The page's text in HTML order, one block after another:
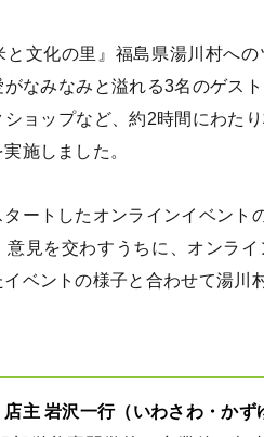
と文化の里』福島県湯川村へ
なみなみと溢れる3名のゲス
ョップなど、約2時間にわた
施しました。
タートしたオンラインイベント
意見を交わすうちに、オンラ
ベントの様子と合わせて湯川
主 岩沢一行（いわさわ・かず